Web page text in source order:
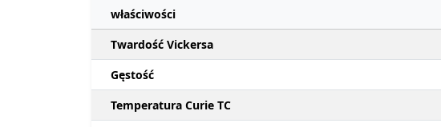
właściwości
Twardość Vickersa
Gęstość
Temperatura Curie TC